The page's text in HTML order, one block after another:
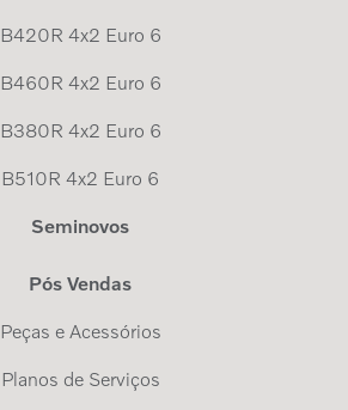
B420R 4x2 Euro 6
B460R 4x2 Euro 6
B380R 4x2 Euro 6
B510R 4x2 Euro 6
Seminovos
Pós Vendas
Peças e Acessórios
Planos de Serviços